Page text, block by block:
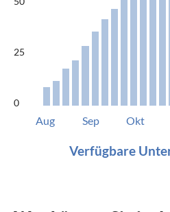
25
0
Aug Sep Okt
Verfügbare